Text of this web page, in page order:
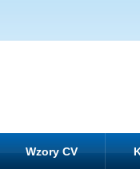
Wzory CV